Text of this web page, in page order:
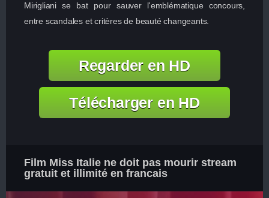
Mirigliani se bat pour sauver l'emblématique concours,
entre scandales et critères de beauté changeants.
Regarder en HD
Télécharger en HD
Film Miss Italie ne doit pas mourir stream
gratuit et illimité en francais